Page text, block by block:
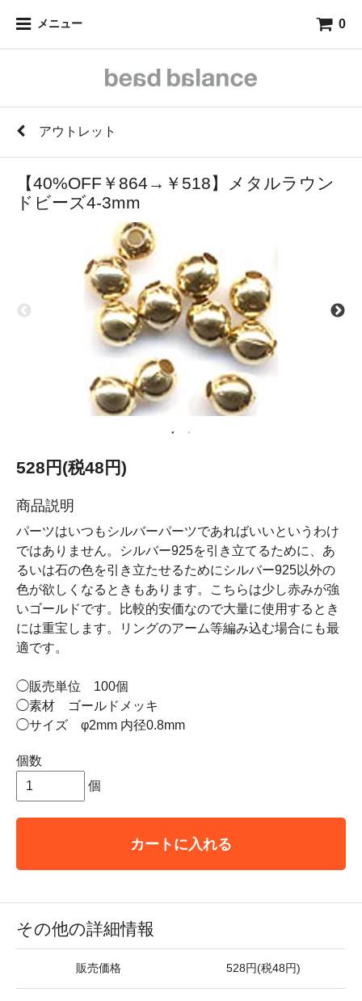
メニュー 0
アウトレット
【40%OFF￥864→￥518】メタルラウン
ドビーズ4-3mm
528円(税48円)
商品説明
パーツはいつもシルバーパーツであればいいというわけ
ではありません。シルバー925を引き立てるために、あ
るいは石の色を引き立たせるためにシルバー925以外の
色が欲しくなるときもあります。こちらは少し赤みが強
いゴールドです。比較的安価なので大量に使用するとき
には重宝します。リングのアーム等編み込む場合にも最
適です。
◯販売単位 100個
◯素材 ゴールドメッキ
◯サイズ φ2mm 内径0.8mm
個数
個
カートに入れる
その他の詳細情報
販売価格 528円(税48円)